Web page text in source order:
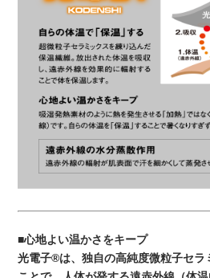
■心地よい温かさをキープ
光電子®は、独自の高純度微粒子セラ